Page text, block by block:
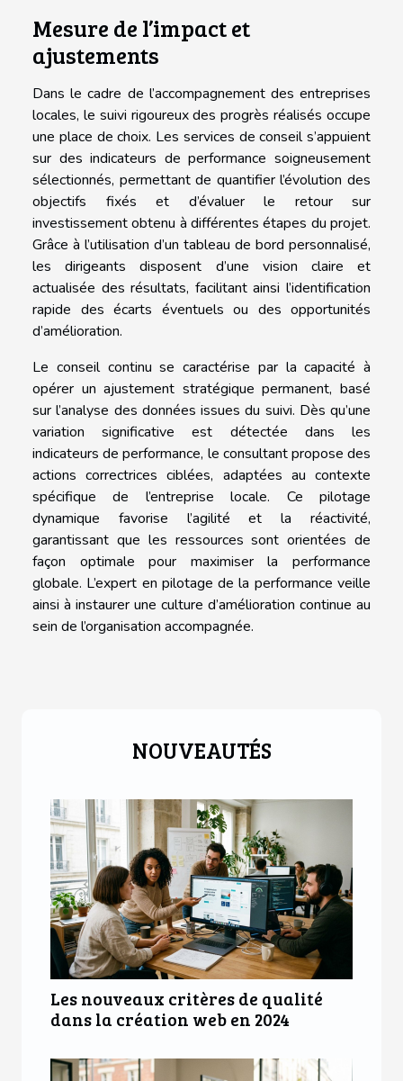
Mesure de l’impact et
ajustements
Dans le cadre de l’accompagnement des entreprises
locales, le suivi rigoureux des progrès réalisés occupe
une place de choix. Les services de conseil s’appuient
sur des indicateurs de performance soigneusement
sélectionnés, permettant de quantifier l’évolution des
objectifs fixés et d’évaluer le retour sur
investissement obtenu à différentes étapes du projet.
Grâce à l’utilisation d’un tableau de bord personnalisé,
les dirigeants disposent d’une vision claire et
actualisée des résultats, facilitant ainsi l’identification
rapide des écarts éventuels ou des opportunités
d’amélioration.
Le conseil continu se caractérise par la capacité à
opérer un ajustement stratégique permanent, basé
sur l’analyse des données issues du suivi. Dès qu’une
variation significative est détectée dans les
indicateurs de performance, le consultant propose des
actions correctrices ciblées, adaptées au contexte
spécifique de l’entreprise locale. Ce pilotage
dynamique favorise l’agilité et la réactivité,
garantissant que les ressources sont orientées de
façon optimale pour maximiser la performance
globale. L’expert en pilotage de la performance veille
ainsi à instaurer une culture d’amélioration continue au
sein de l’organisation accompagnée.
NOUVEAUTÉS
Les nouveaux critères de qualité
dans la création web en 2024